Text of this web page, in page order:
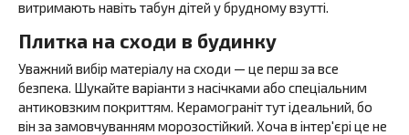
витримають навіть табун дітей у брудному взутті.
Плитка на сходи в будинку
Уважний вибір матеріалу на сходи — це перш за все
безпека. Шукайте варіанти з насічками або спеціальним
антиковзким покриттям. Керамограніт тут ідеальний, бо
він за замовчуванням морозостійкий. Хоча в інтер'єрі це не